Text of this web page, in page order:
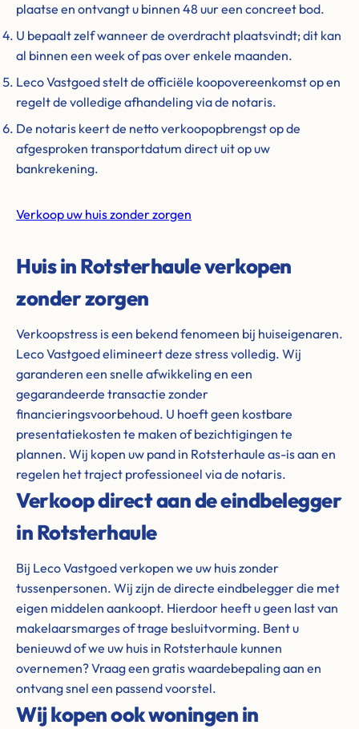
plaatse en ontvangt u binnen 48 uur een concreet bod.
U bepaalt zelf wanneer de overdracht plaatsvindt; dit kan
al binnen een week of pas over enkele maanden.
Leco Vastgoed stelt de officiële koopovereenkomst op en
regelt de volledige afhandeling via de notaris.
De notaris keert de netto verkoopopbrengst op de
afgesproken transportdatum direct uit op uw
bankrekening.
Verkoop uw huis zonder zorgen
Huis in Rotsterhaule verkopen
zonder zorgen
Verkoopstress is een bekend fenomeen bij huiseigenaren.
Leco Vastgoed elimineert deze stress volledig. Wij
garanderen een snelle afwikkeling en een
gegarandeerde transactie zonder
financieringsvoorbehoud. U hoeft geen kostbare
presentatiekosten te maken of bezichtigingen te
plannen. Wij kopen uw pand in Rotsterhaule as-is aan en
regelen het traject professioneel via de notaris.
Verkoop direct aan de eindbelegger
in Rotsterhaule
Bij Leco Vastgoed verkopen we uw huis zonder
tussenpersonen. Wij zijn de directe eindbelegger die met
eigen middelen aankoopt. Hierdoor heeft u geen last van
makelaarsmarges of trage besluitvorming. Bent u
benieuwd of we uw huis in Rotsterhaule kunnen
overnemen? Vraag een gratis waardebepaling aan en
ontvang snel een passend voorstel.
Wij kopen ook woningen in